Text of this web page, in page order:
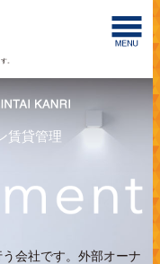
。
賃貸管理
会社です。 外部オーナ